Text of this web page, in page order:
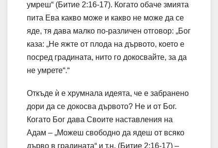
умреш“ (Битие 2:16-17). Когато обаче змията
пита Ева какво може и какво не може да се
яде, тя дава малко по-различен отговор: „Бог
каза: „Не яжте от плода на дървото, което е
посред градината, нито го докосвайте, за да
не умрете“.“
Откъде ѝ е хрумнала идеята, че е забранено
дори да се докосва дървото? Не и от Бог.
Когато Бог дава Своите наставления на
Адам – „Можеш свободно да ядеш от всяко
дърво в градината“ и т.н. (Битие 2:16-17) –